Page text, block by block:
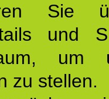
Sie
und
um
zu stellen.